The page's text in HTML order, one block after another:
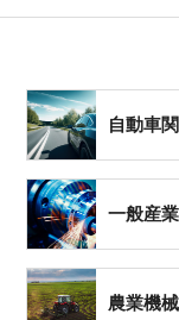
自動車
一般産
農業機械